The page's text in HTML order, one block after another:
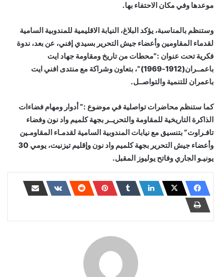
موعدها وفي مكان الاحتفاء بها.
وستنظم بالمناسبة، يؤكد البلاغ، النيابة الاقليمية للمندوبية السامية
لقدماء المقاومين وأعضاء جيش التحرير بسيدي إفني، عن بعد، ندوة
فكرية تحت عنوان :”محطات من تاريخ ومقاومة جهاد ايت
باعمــران(1912-1969)”، بتعاون وشراكة مع منتدى افني ايت
باعمران للتنمية والتواصــل.
كما ستنظم محاضرات تواصلية في موضوع :” أدوار ومهام فضاءات
الذاكرة التاريخية للمقاومة والتحريــر بجهة كلميم واد نون وفضاء
تافـراوت” بتنسيق مع نيابات المندوبية السامية لقدمـاء المقاومـين
وأعضاء جيش التحرير بجهة كلميم واد نون وإقليم تيزنيت، يومي 30
يونيـو الجاري وفاتح يوليوز المقبل.